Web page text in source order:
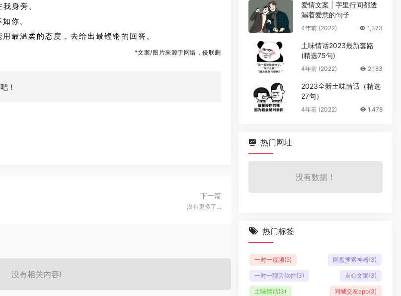
身旁。
你。
最温柔的态度，去给出最铿锵的回答。
*文案/图片来源于网络，侵联删
！
下一篇
没有更多了...
没有相关内容!
爱情文案 | 字里行间都透
漏着爱意的句子
4年前 (2022) 1,373
土味情话2023最新套路
(精选75句)
4年前 (2022) 2,183
2023全新土味情话（精选
27句）
4年前 (2022) 1,478
热门网址
没有数据！
热门标签
一对一视频(5) 网盘搜索神器(3)
一对一聊天软件(3) 走心文案(3)
土味情话(3) 同城交友app(3)